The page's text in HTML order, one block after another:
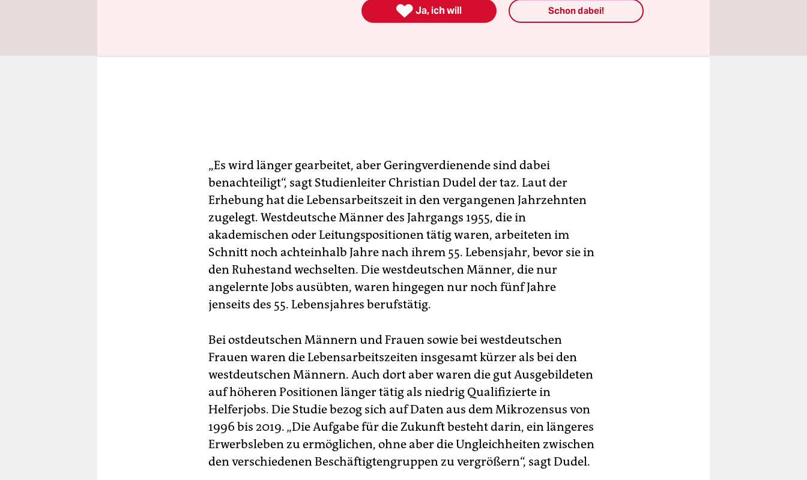
„Es wird länger gearbeitet, aber Geringverdienende sind dabei
benachteiligt“, sagt Studienleiter Christian Dudel der taz. Laut der
Erhebung hat die Lebensarbeitszeit in den vergangenen Jahrzehnten
zugelegt. Westdeutsche Männer des Jahrgangs 1955, die in
akademischen oder Leitungspositionen tätig waren, arbeiteten im
Schnitt noch achteinhalb Jahre nach ihrem 55. Lebensjahr, bevor sie in
den Ruhestand wechselten. Die westdeutschen Männer, die nur
angelernte Jobs ausübten, waren hingegen nur noch fünf Jahre
jenseits des 55. Lebensjahres berufstätig.
Bei ostdeutschen Männern und Frauen sowie bei westdeutschen
Frauen waren die Lebensarbeitszeiten insgesamt kürzer als bei den
westdeutschen Männern. Auch dort aber waren die gut Ausgebildeten
auf höheren Positionen länger tätig als niedrig Qualifizierte in
Helferjobs. Die Studie bezog sich auf Daten aus dem Mikrozensus von
1996 bis 2019. „Die Aufgabe für die Zukunft besteht darin, ein längeres
Erwerbsleben zu ermöglichen, ohne aber die Ungleichheiten zwischen
den verschiedenen Beschäftigtengruppen zu vergrößern“, sagt Dudel.
 Ja, ich will Schon dabei!